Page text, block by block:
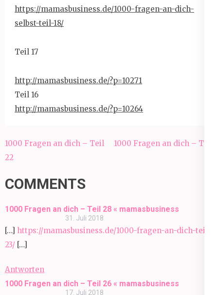
https://mamasbusiness.de/1000-fragen-an-dich-
selbst-teil-18/
Teil 17
http://mamasbusiness.de/?p=10271
Teil 16
http://mamasbusiness.de/?p=10264
Beitragsnavigation
1000 Fragen an dich – Teil
22
1000 Fragen an dich – Teil
COMMENTS
1000 Fragen an dich – Teil 28 « mamasbusiness
31. Juli 2018
[…] https://mamasbusiness.de/1000-fragen-an-dich-teil-
23/ […]
Antworten
1000 Fragen an dich – Teil 26 « mamasbusiness
17. Juli 2018